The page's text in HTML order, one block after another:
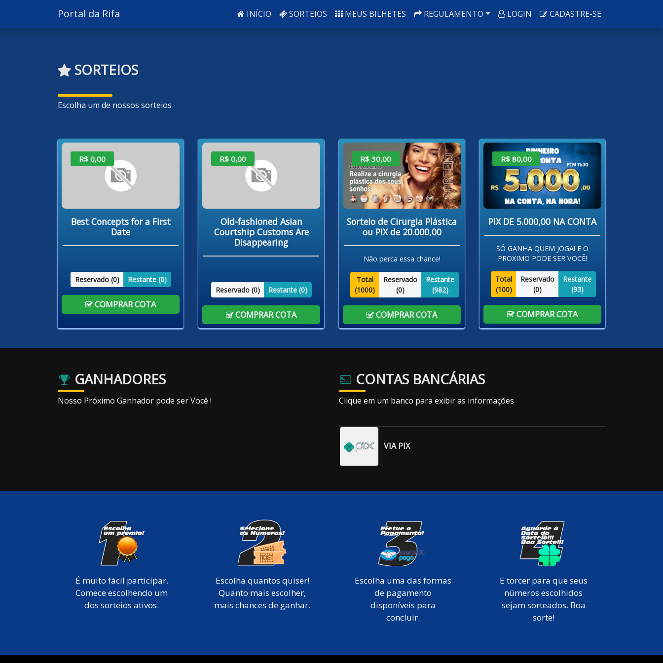
Portal da Rifa INÍCIO SORTEIOS MEUS BILHETES REGULAMENTO LOGIN CADASTRE-SE
SORTEIOS
Escolha um de nossos sorteios
R$ 0,00
Best Concepts for a First
Date
Reservado (0) Restante (0)
COMPRAR COTA
R$ 0,00
Old-fashioned Asian
Courtship Customs Are
Disappearing
Reservado (0) Restante (0)
COMPRAR COTA
R$ 30,00
Sorteio de Cirurgia Plástica
ou PIX de 20.000,00
Não perca essa chance!
Total
(1000)
Reservado
(0)
Restante
(982)
COMPRAR COTA
R$ 80,00
PIX DE 5.000,00 NA CONTA
SÓ GANHA QUEM JOGA! E O
PROXIMO PODE SER VOCÊ!
Total
(100)
Reservado
(0)
Restante
(93)
COMPRAR COTA
GANHADORES
Nosso Próximo Ganhador pode ser Você !
CONTAS BANCÁRIAS
Clique em um banco para exibir as informações
VIA PIX
É muito fácil participar.
Comece escolhendo um
dos sorteios ativos.
Escolha quantos quiser!
Quanto mais escolher,
mais chances de ganhar.
Escolha uma das formas
de pagamento
disponíveis para
concluir.
E torcer para que seus
números escolhidos
sejam sorteados. Boa
sorte!